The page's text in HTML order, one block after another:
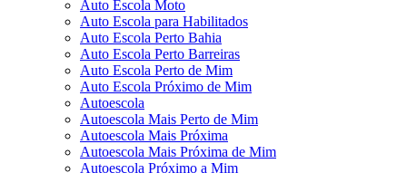
Auto Escola Moto
Auto Escola para Habilitados
Auto Escola Perto Bahia
Auto Escola Perto Barreiras
Auto Escola Perto de Mim
Auto Escola Próximo de Mim
Autoescola
Autoescola Mais Perto de Mim
Autoescola Mais Próxima
Autoescola Mais Próxima de Mim
Autoescola Próximo a Mim